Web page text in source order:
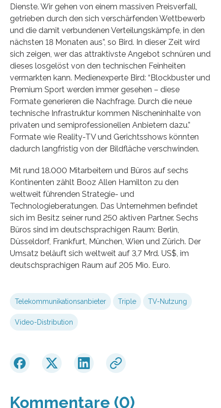
Dienste. Wir gehen von einem massiven Preisverfall,
getrieben durch den sich verschärfenden Wettbewerb
und die damit verbundenen Verteilungskämpfe, in den
nächsten 18 Monaten aus”, so Bird. In dieser Zeit wird
sich zeigen, wer das attraktivste Angebot schnüren und
dieses losgelöst von den technischen Feinheiten
vermarkten kann. Medienexperte Bird: “Blockbuster und
Premium Sport werden immer gesehen – diese
Formate generieren die Nachfrage. Durch die neue
technische Infrastruktur kommen Nischeninhalte von
privaten und semiprofessionellen Anbietern dazu.”
Formate wie Reality-TV und Gerichtsshows könnten
dadurch langfristig von der Bildfläche verschwinden.
Mit rund 18.000 Mitarbeitern und Büros auf sechs
Kontinenten zählt Booz Allen Hamilton zu den
weltweit führenden Strategie- und
Technologieberatungen. Das Unternehmen befindet
sich im Besitz seiner rund 250 aktiven Partner. Sechs
Büros sind im deutschsprachigen Raum: Berlin,
Düsseldorf, Frankfurt, München, Wien und Zürich. Der
Umsatz beläuft sich weltweit auf 3,7 Mrd. US$, im
deutschsprachigen Raum auf 205 Mio. Euro.
Telekommunikationsanbieter Triple TV-Nutzung
Video-Distribution
Kommentare (0)